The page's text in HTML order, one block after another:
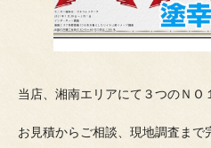
当店、湘南エリアにて３つのＮＯ
お見積からご相談、現地調査まで